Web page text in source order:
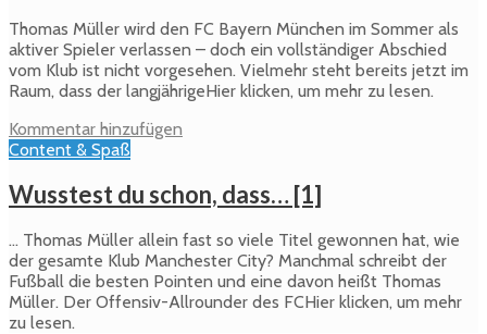
Thomas Müller wird den FC Bayern München im Sommer als
aktiver Spieler verlassen – doch ein vollständiger Abschied
vom Klub ist nicht vorgesehen. Vielmehr steht bereits jetzt im
Raum, dass der langjährigeHier klicken, um mehr zu lesen.
Kommentar hinzufügen
Content & Spaß
Wusstest du schon, dass… [1]
… Thomas Müller allein fast so viele Titel gewonnen hat, wie
der gesamte Klub Manchester City? Manchmal schreibt der
Fußball die besten Pointen und eine davon heißt Thomas
Müller. Der Offensiv-Allrounder des FCHier klicken, um mehr
zu lesen.